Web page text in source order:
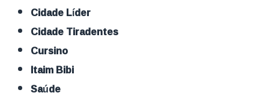
Cidade Líder
Cidade Tiradentes
Cursino
Itaim Bibi
Saúde